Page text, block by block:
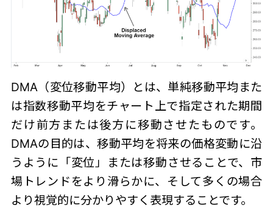
DMA（変位移動平均）
とは、単純移動平均また
は指数移動平均をチャート上で指定された期間
だけ前方または後方に移動させたものです。
DMAの目的は、移動平均を将来の価格変動に沿
うように「変位」または移動させることで、市
場トレンドをより滑らかに、そして多くの場合
より視覚的に分かりやすく表現することです。